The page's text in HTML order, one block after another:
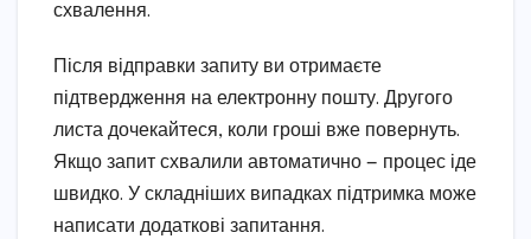
схвалення.
Після відправки запиту ви отримаєте
підтвердження на електронну пошту. Другого
листа дочекайтеся, коли гроші вже повернуть.
Якщо запит схвалили автоматично — процес іде
швидко. У складніших випадках підтримка може
написати додаткові запитання.